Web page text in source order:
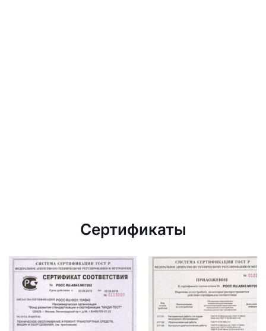
Сертификаты